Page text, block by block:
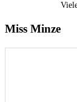
Miss Minze